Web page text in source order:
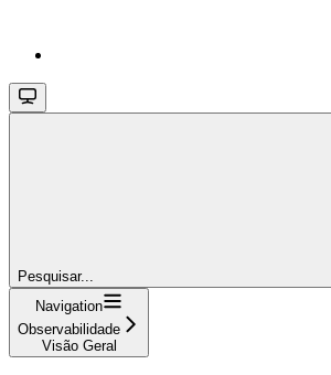
Pesquisar...
Navigation
Observabilidade
Visão Geral